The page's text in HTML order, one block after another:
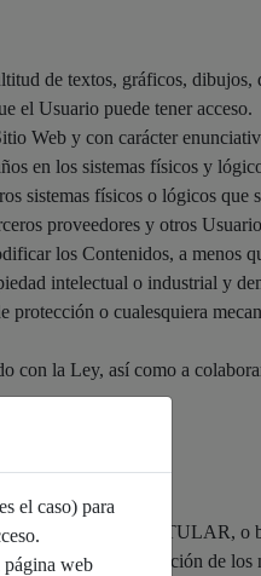
de textos, gráficos, dibujos,
el Usuario puede tener acceso.
Web y con carácter
en los sistemas físicos y
sistemas físicos o lógicos que
proveedores y otros
los Contenidos, a menos
intelectual o industrial y
o cualesquiera
con la Ley, así como a
exclusiva del TITULAR, o
de explotación de
el caso) para
página web